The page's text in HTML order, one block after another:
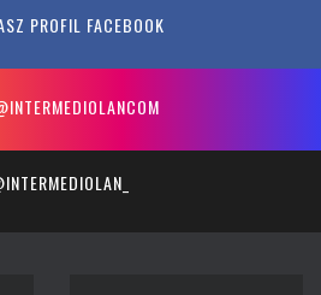
PROFIL FACEBOOK